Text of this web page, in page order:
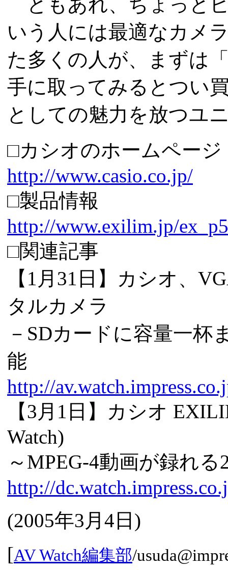
いう人には最適なカメ
た多くの人が、まずは
手に取ってみるとつい
としての魅力を放つユ
□カシオのホームページ
http://www.casio.co.jp/
□製品情報
http://www.exilim.jp/
□関連記事
【1月31日】カシオ、
タルカメラ
－SDカードに容量一杯
能
http://
【3月1日】カシオ
Watch)
～MPEG-4動画が録れ
http://
(2005年3月4日 )
[AV Watch編集部/